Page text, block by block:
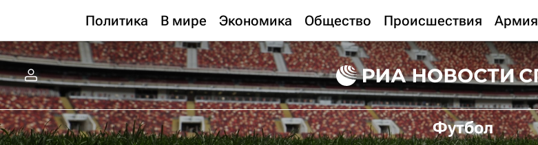
Политика В мире Экономика Общество Происшествия Армия
Футбол